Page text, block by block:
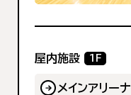
屋内施設 1F
メインアリーナ